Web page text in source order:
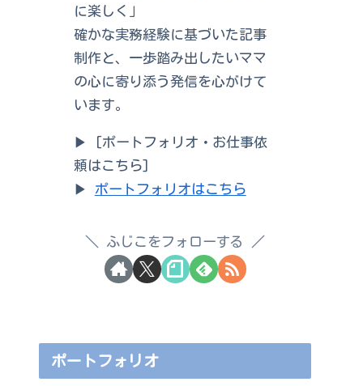
に楽しく」
確かな実務経験に基づいた記事
制作と、一歩踏み出したいママ
の心に寄り添う発信を心がけて
います。
▶ [ポートフォリオ・お仕事依
頼はこちら]
▶ ポートフォリオはこちら
ふじこをフォローする
ポートフォリオ